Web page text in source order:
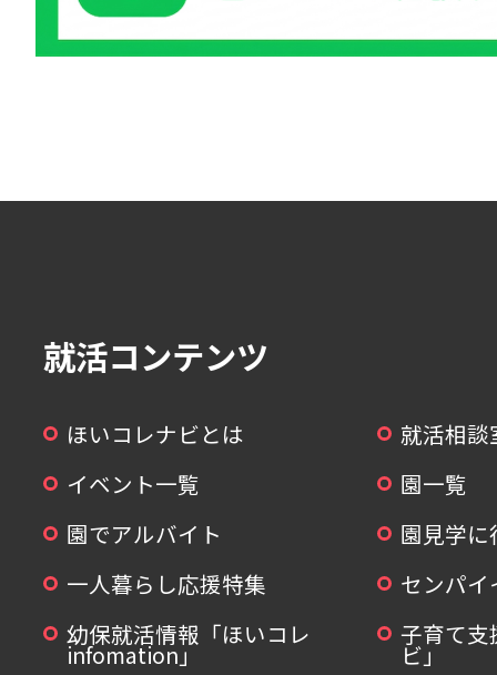
就活コンテンツ
ほいコレナビとは
就活相談
イベント一覧
園一覧
園でアルバイト
園見学
一人暮らし応援特集
センパ
幼保就活情報「ほいコレ
infomation」
子育て支
ビ」